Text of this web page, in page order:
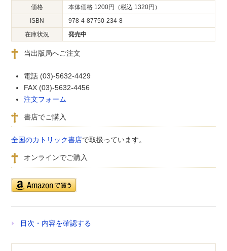
価格
本体価格 1200円（税込 1320円）
ISBN
978-4-87750-234-8
在庫状況
発売中
当出版局へご注文
電話 (03)-5632-4429
FAX (03)-5632-4456
注文フォーム
書店でご購入
全国のカトリック書店で取扱っています。
オンラインでご購入
目次・内容を確認する